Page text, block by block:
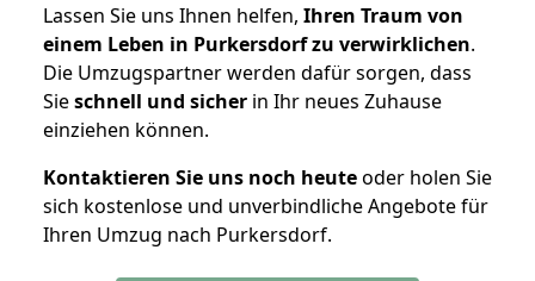
Lassen Sie uns Ihnen helfen, Ihren Traum von
einem Leben in Purkersdorf zu verwirklichen.
Die Umzugspartner werden dafür sorgen, dass
Sieschnell und sicher in Ihr neues Zuhause
einziehen können.
Kontaktieren Sie uns noch heuteoder holen Sie
sich kostenlose und unverbindliche Angebote für
Ihren Umzug nach Purkersdorf.